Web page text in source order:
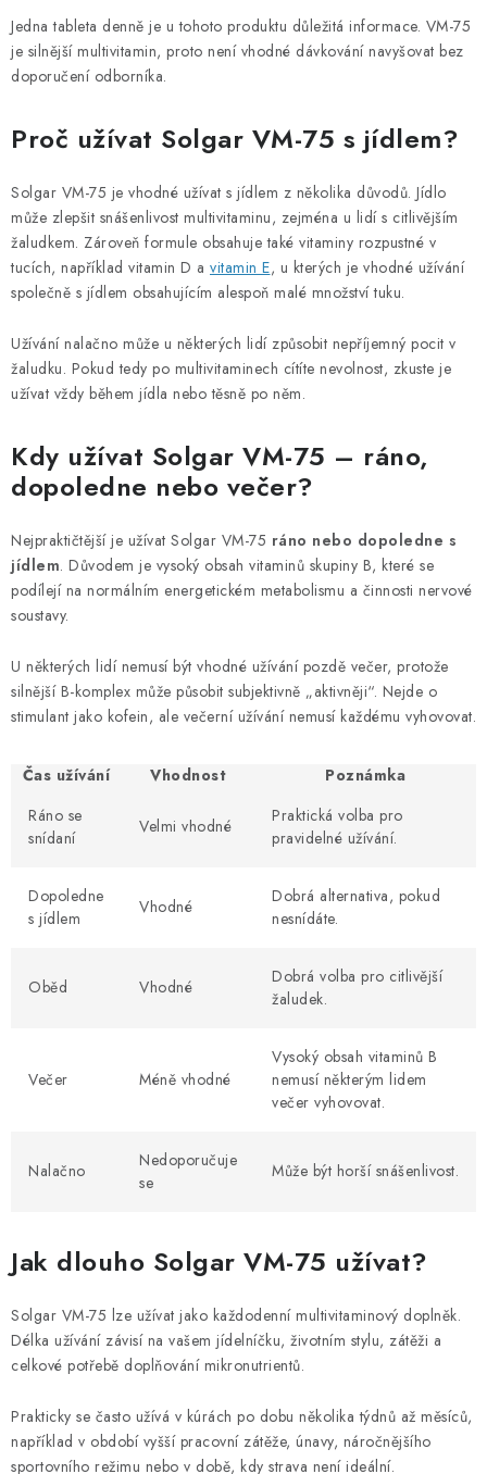
Jedna tableta denně je u tohoto produktu důležitá informace. VM-75
je silnější multivitamin, proto není vhodné dávkování navyšovat bez
doporučení odborníka.
Proč užívat Solgar VM-75 s jídlem?
Solgar VM-75 je vhodné užívat s jídlem z několika důvodů. Jídlo
může zlepšit snášenlivost multivitaminu, zejména u lidí s citlivějším
žaludkem. Zároveň formule obsahuje také vitaminy rozpustné v
tucích, například vitamin D a vitamin E, u kterých je vhodné užívání
společně s jídlem obsahujícím alespoň malé množství tuku.
Užívání nalačno může u některých lidí způsobit nepříjemný pocit v
žaludku. Pokud tedy po multivitaminech cítíte nevolnost, zkuste je
užívat vždy během jídla nebo těsně po něm.
Kdy užívat Solgar VM-75 – ráno,
dopoledne nebo večer?
Nejpraktičtější je užívat Solgar VM-75 ráno nebo dopoledne s
jídlem. Důvodem je vysoký obsah vitaminů skupiny B, které se
podílejí na normálním energetickém metabolismu a činnosti nervové
soustavy.
U některých lidí nemusí být vhodné užívání pozdě večer, protože
silnější B-komplex může působit subjektivně „aktivněji“. Nejde o
stimulant jako kofein, ale večerní užívání nemusí každému vyhovovat.
Čas užívání Vhodnost
Poznámka
Ráno se
snídaní
Velmi vhodné
Praktická volba pro
pravidelné užívání.
Dopoledne
s jídlem
Vhodné
Dobrá alternativa, pokud
nesnídáte.
Oběd Vhodné
Dobrá volba pro citlivější
žaludek.
Večer Méně vhodné
Vysoký obsah vitaminů B
nemusí některým lidem
večer vyhovovat.
Nalačno
Nedoporučuje
se
Může být horší snášenlivost.
Jak dlouho Solgar VM-75 užívat?
Solgar VM-75 lze užívat jako každodenní multivitaminový doplněk.
Délka užívání závisí na vašem jídelníčku, životním stylu, zátěži a
celkové potřebě doplňování mikronutrientů.
Prakticky se často užívá v kúrách po dobu několika týdnů až měsíců,
například v období vyšší pracovní zátěže, únavy, náročnějšího
sportovního režimu nebo v době, kdy strava není ideální.